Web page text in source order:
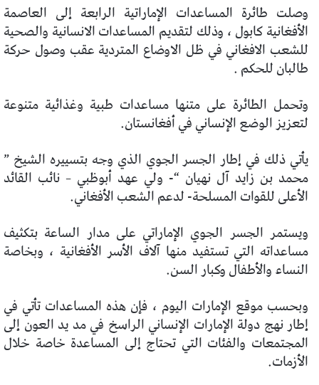
وصلت طائرة المساعدات الإماراتية الرابعة إلى العاصمة
الأفغانية كابول ، وذلك لتقديم المساعدات الانسانية والصحية
للشعب الافغاني في ظل الاوضاع المتردية عقب وصول حركة
طالبان للحكم .
وتحمل الطائرة على متنها مساعدات طبية وغذائية متنوعة
لتعزيز الوضع الإنساني في أفغانستان.
يأتي ذلك في إطار الجسر الجوي الذي وجه بتسييره الشيخ ”
محمد بن زايد آل نهيان “- ولي عهد أبوظبي – نائب القائد
الأعلى للقوات المسلحة- لدعم الشعب الأفغاني.
ويستمر الجسر الجوي الإماراتي على مدار الساعة بتكثيف
مساعداته التي تستفيد منها آلاف الأسر الأفغانية ، وبخاصة
النساء والأطفال وكبار السن.
وبحسب موقع الإمارات اليوم ، فإن هذه المساعدات تأتي في
إطار نهج دولة الإمارات الإنساني الراسخ في مد يد العون إلى
المجتمعات والفئات التي تحتاج إلى المساعدة خاصة خلال
الأزمات.